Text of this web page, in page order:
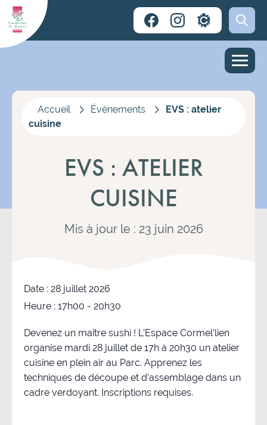
Accueil Évènements
EVS : atelier
cuisine
EVS : ATELIER
CUISINE
Mis à jour le : 23 juin 2026
Date : 28 juillet 2026
Heure : 17h00 - 20h30
Devenez un maître sushi ! L’Espace Cormel’lien
organise mardi 28 juillet de 17h à 20h30 un atelier
cuisine en plein air au Parc. Apprenez les
techniques de découpe et d’assemblage dans un
cadre verdoyant. Inscriptions requises.